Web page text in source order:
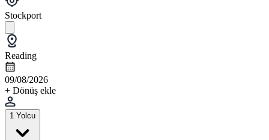
Stockport
Reading
09/08/2026
+ Dönüş ekle
1 Yolcu